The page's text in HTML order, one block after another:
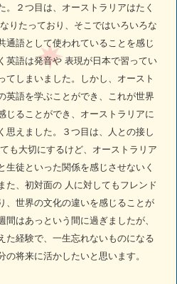
。２つ目は、オーストラリアはたく
りたっており、そこではいろいろな
通語として使われていることを感じ
英語は発音や 表現が日本で習ってい
てしまいました。しかし、オースト
英語を学ぶことができ、これが世界
じることができ、オーストラリアに
思えました。３つ目は、人との接し
も大切にするけど、オーストラリア
生徒といった関係を感じさせないく
た、初対面の 人に対してもフレンド
、世界の文化の違いを感じることが
はあっという間に過ぎましたが、
た経験で、一生忘れないものになる
将来に活かしたいと思います。